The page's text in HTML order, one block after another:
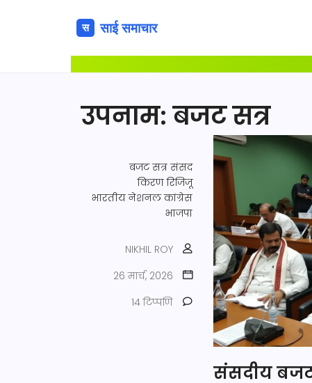
उपनाम: बजट सत्र
बजट सत्र संसद
किरण रिजिजू
भारतीय नेशनल कांग्रेस
भाजपा
NIKHIL ROY
26 मार्च, 2026
14 टिप्पणि
संसदीय